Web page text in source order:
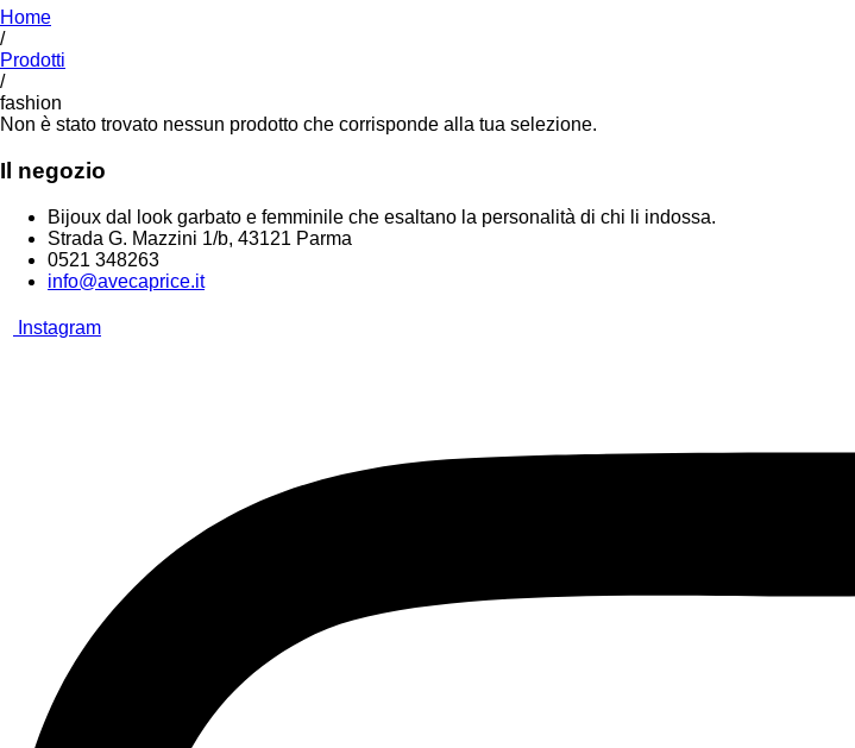
Home
/
Prodotti
/
fashion
Non è stato trovato nessun prodotto che corrisponde alla tua selezione.
Il negozio
Bijoux dal look garbato e femminile che esaltano la personalità di chi li indossa.
Strada G. Mazzini 1/b, 43121 Parma
0521 348263
info@avecaprice.it
Instagram